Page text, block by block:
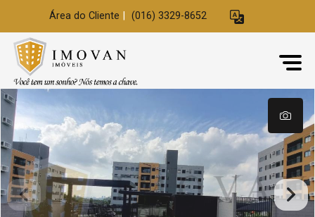
Área do Cliente (016) 3329-8652